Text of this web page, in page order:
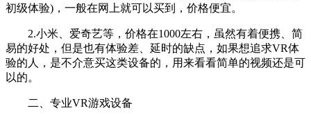
初级体验)，一般在网上就可以买到，价格便宜。
2.小米、爱奇艺等，价格在1000左右，虽然有着便携、简
易的好处，但是也有体验差、延时的缺点，如果想追求VR体
验的人，是不介意买这类设备的，用来看看简单的视频还是可
以的。
二、专业VR游戏设备